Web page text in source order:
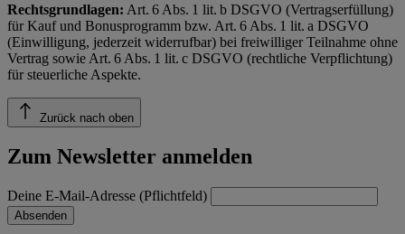
Rechtsgrundlagen: Art. 6 Abs. 1 lit. b DSGVO (Vertragserfüllung)
für Kauf und Bonusprogramm bzw. Art. 6 Abs. 1 lit. a DSGVO
(Einwilligung, jederzeit widerrufbar) bei freiwilliger Teilnahme ohne
Vertrag sowie Art. 6 Abs. 1 lit. c DSGVO (rechtliche Verpflichtung)
für steuerliche Aspekte.
Zurück nach oben
Zum Newsletter anmelden
Deine E-Mail-Adresse (Pflichtfeld)
Absenden